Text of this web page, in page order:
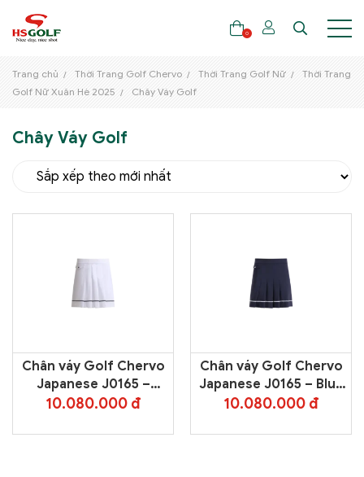
PHỤ KIỆN GOLF
0
Trang chủ Thời Trang Golf Chervo Thời Trang Golf Nữ
Thời Trang
Golf Nữ Xuân Hè 2025
Chây Váy Golf
Chây Váy Golf
Chân váy Golf Chervo
Japanese J0165 –
White 100
10.080.000 đ
Chân váy Golf Chervo
Japanese J0165 – Blue
599
10.080.000 đ